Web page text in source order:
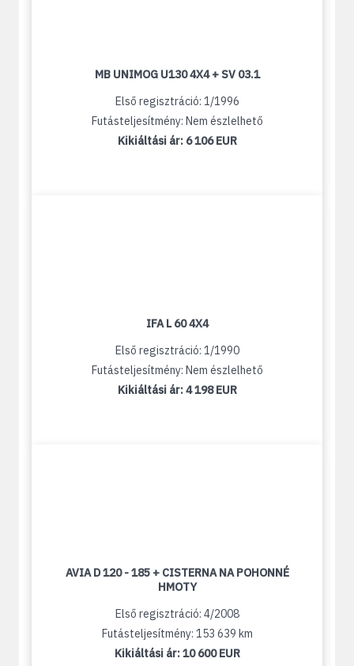
MB UNIMOG U130 4X4 + SV 03.1
Első regisztráció: 1/1996
Futásteljesítmény: Nem észlelhető
Kikiáltási ár: 6 106 EUR
IFA L 60 4X4
Első regisztráció: 1/1990
Futásteljesítmény: Nem észlelhető
Kikiáltási ár:4 198 EUR
AVIA D 120 - 185 + CISTERNA NA POHONNÉ
HMOTY
Első regisztráció: 4/2008
Futásteljesítmény: 153 639 km
Kikiáltási ár:10 600 EUR